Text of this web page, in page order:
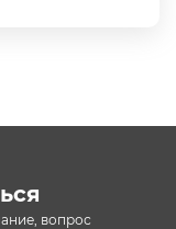
вопрос